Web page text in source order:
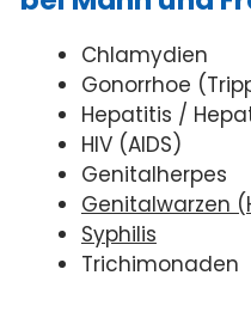
Chlamydien
Gonorrhoe
Hepatitis /
HIV (AIDS)
Genitalherpes
Genitalwarzen
Syphilis
Trichimonaden